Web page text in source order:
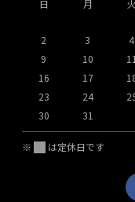
日 月 火
2
3 4
9
10 11
16
17
23
24
30
31
※ は定休日です